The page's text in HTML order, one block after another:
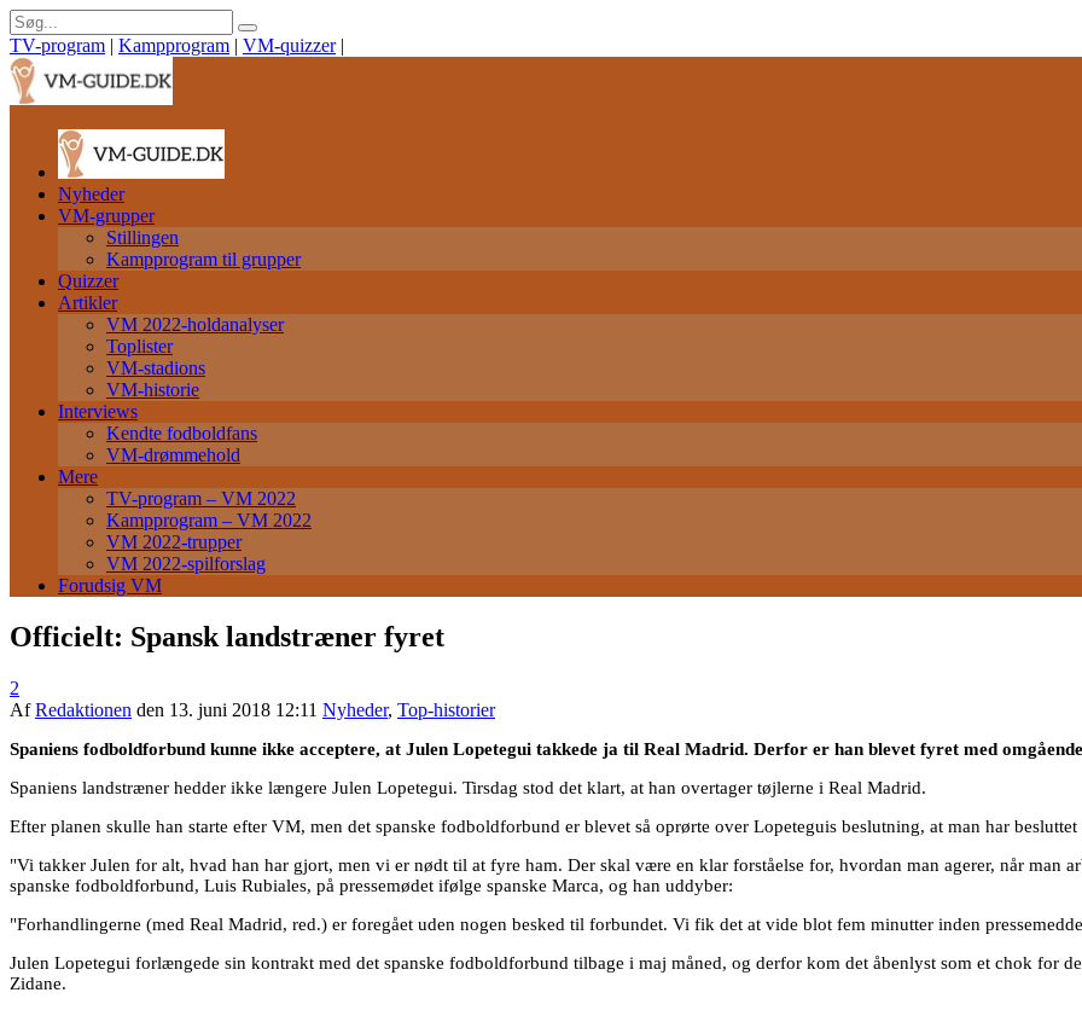
TV-program | Kampprogram | VM-quizzer |
Nyheder
VM-grupper
Stillingen
Kampprogram til grupper
Quizzer
Artikler
VM 2022-holdanalyser
Toplister
VM-stadions
VM-historie
Interviews
Kendte fodboldfans
VM-drømmehold
Mere
TV-program – VM 2022
Kampprogram – VM 2022
VM 2022-trupper
VM 2022-spilforslag
Forudsig VM
Officielt: Spansk landstræner fyret
2
AfRedaktionen den 13. juni 2018 12:11 Nyheder, Top-historier
Spaniens fodboldforbund kunne ikke acceptere, at Julen Lopetegui takkede ja til Real Madrid. Derfor er han blevet fyret med
Spaniens landstræner hedder ikke længere Julen Lopetegui. Tirsdag stod det klart, at han overtager tøjlerne i Real Madrid.
Efter planen skulle han starte efter VM, men det spanske fodboldforbund er blevet så oprørte over Lopeteguis beslutning, at man har
"Vi takker Julen for alt, hvad han har gjort, men vi er nødt til at fyre ham. Der skal være en klar forståelse for, hvordan man agerer, når man
spanske fodboldforbund, Luis Rubiales, på pressemødet ifølge spanske Marca, og han uddyber:
"Forhandlingerne (med Real Madrid, red.) er foregået uden nogen besked til forbundet. Vi fik det at vide blot fem minutter inden
Julen Lopetegui forlængede sin kontrakt med det spanske fodboldforbund tilbage i maj måned, og derfor kom det åbenlyst som et chok for
Zidane.